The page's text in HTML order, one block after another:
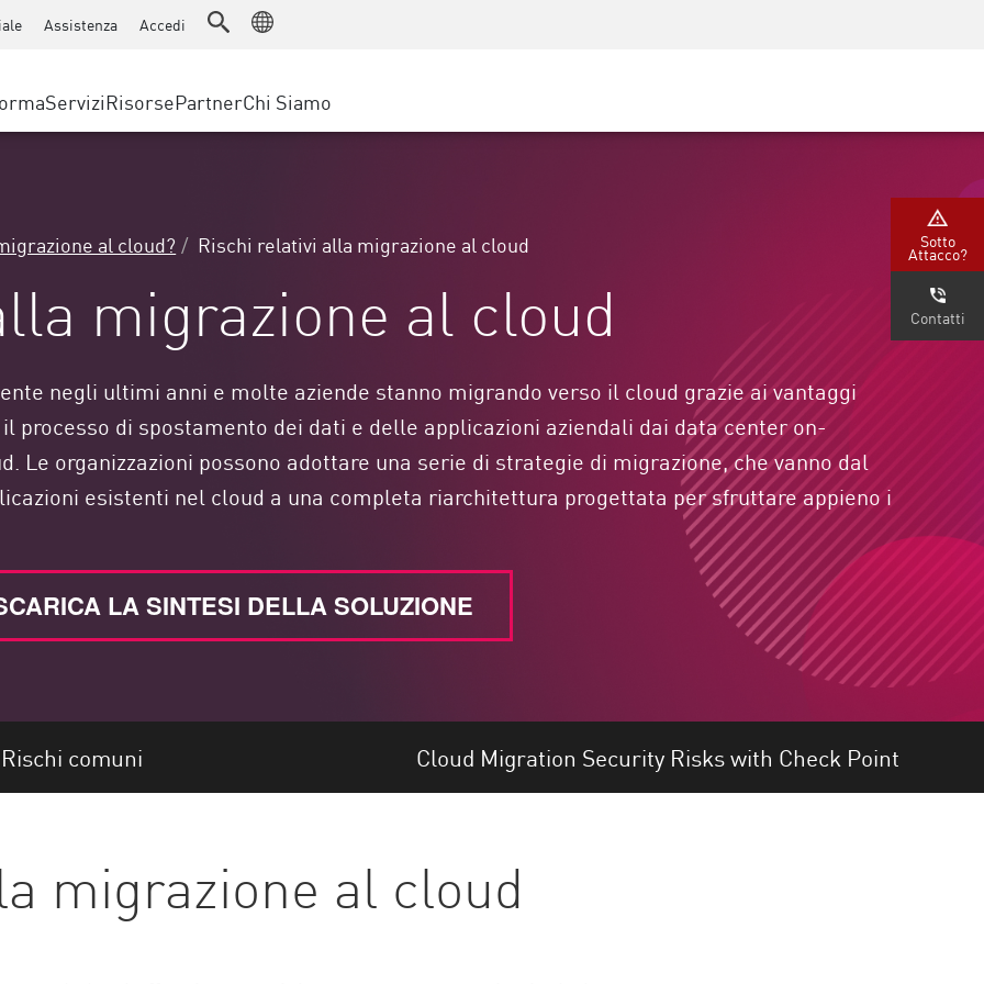
SASE
Security
Accesso Sicuro
Governo statale e locale
Servizi
Advanced Technical Account Management (ATAM)
Risorse
Storie di Successo
Eventi e webinar
Partner
Partner MSP
Google Cloud Platform
Chi Siamo
Assistenza Accedi
al cloud? Rischi relativi alla migrazione al cloud
migrazione al cloud
negli ultimi anni e molte aziende stanno migrando verso il cloud grazie ai vantaggi
processo di spostamento dei dati e delle applicazioni aziendali dai data center on-
organizzazioni possono adottare una serie di strategie di migrazione, che vanno dal
esistenti nel cloud a una completa riarchitettura progettata per sfruttare appieno i
LA SINTESI DELLA SOLUZIONE
Rischi comuni Cloud Migration Security Risks with Check Point
migrazione al cloud
Sotto
Attacco?
Contatti